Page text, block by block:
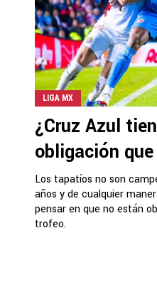
LIGA MX
¿Cruz Azul
obligación
Los tapatíos no son
años y de cualquier
pensar en que no están
trofeo.